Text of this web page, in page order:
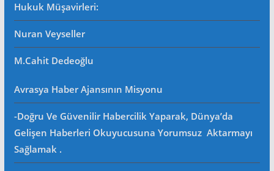
Hukuk Müşavirleri:
Nuran Veyseller
M.Cahit Dedeoğlu
Avrasya Haber Ajansının Misyonu
-Doğru Ve Güvenilir Habercilik Yaparak, Dünya’da
Gelişen Haberleri Okuyucusuna Yorumsuz Aktarmayı
Sağlamak .